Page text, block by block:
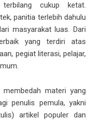
cukup ketat.
panitia terlebih dahulu
masyarakat luas. Dari
yang terdiri atas
pegiat literasi, pelajar,
membedah materi yang
penulis pemula, yakni
artikel populer dan